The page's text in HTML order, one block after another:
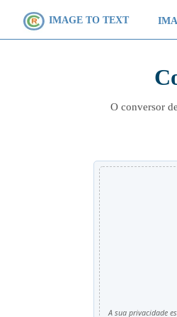
IMAGE TO TEXT
O conversor
A sua privacidade